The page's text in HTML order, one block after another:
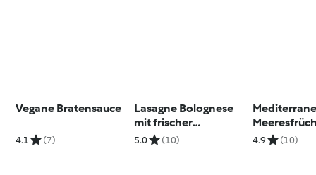
Vegane Bratensauce
4.1 (7)
Lasagne Bolognese
mit frischer
Spinatpasta
5.0 (10) 4.9 (10)